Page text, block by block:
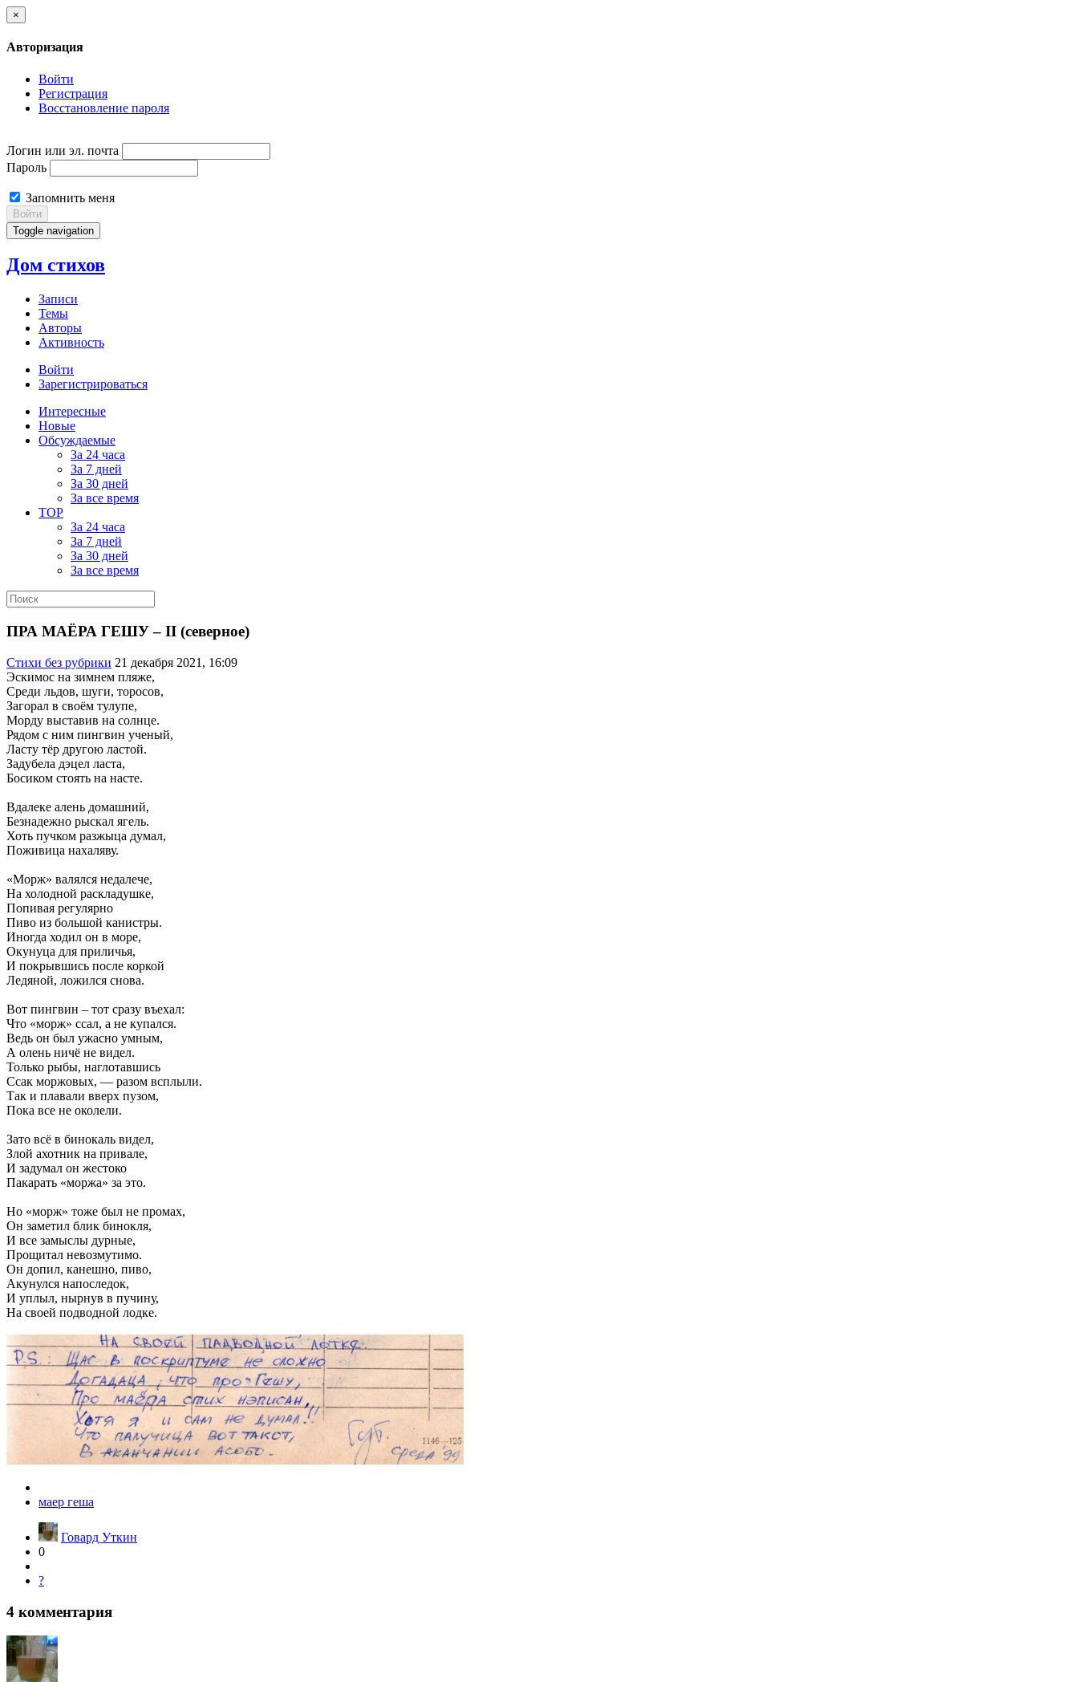
×
Авторизация
Войти
Регистрация
Восстановление пароля
Логин или эл. почта
Пароль
Запомнить меня
Войти
Toggle navigation
Дом стихов
Записи
Темы
Авторы
Активность
Войти
Зарегистрироваться
Интересные
Новые
Обсуждаемые
За 24 часа
За 7 дней
За 30 дней
За все время
TOP
За 24 часа
За 7 дней
За 30 дней
За все время
ПРА МАЁРА ГЕШУ – II (северное)
Стихи без рубрики 21 декабря 2021, 16:09
Эскимос на зимнем пляже,
Среди льдов, шуги, торосов,
Загорал в своём тулупе,
Морду выставив на солнце.
Рядом с ним пингвин ученый,
Ласту тёр другою ластой.
Задубела дэцел ласта,
Босиком стоять на насте.
Вдалеке алень домашний,
Безнадежно рыскал ягель.
Хоть пучком разжыца думал,
Поживица нахаляву.
«Морж» валялся недалече,
На холодной раскладушке,
Попивая регулярно
Пиво из большой канистры.
Иногда ходил он в море,
Окунуца для приличья,
И покрывшись после коркой
Ледяной, ложился снова.
Вот пингвин – тот сразу въехал:
Что «морж» ссал, а не купался.
Ведь он был ужасно умным,
А олень ничё не видел.
Только рыбы, наглотавшись
Ссак моржовых, — разом всплыли.
Так и плавали вверх пузом,
Пока все не околели.
Зато всё в бинокаль видел,
Злой ахотник на привале,
И задумал он жестоко
Пакарать «моржа» за это.
Но «морж» тоже был не промах,
Он заметил блик бинокля,
И все замыслы дурные,
Прощитал невозмутимо.
Он допил, канешно, пиво,
Акунулся напоследок,
И уплыл, нырнув в пучину,
На своей подводной лодке.
маер геша
Говард Уткин
0
?
4 комментария